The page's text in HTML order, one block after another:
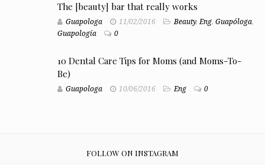
The [beauty] bar that really works
Guapologa 11/02/2016 Beauty,Eng, Guapóloga,
Guapología
0
10 Dental Care Tips for Moms (and Moms-To-
Be)
Guapologa 10/06/2016 Eng 0
FOLLOW ON INSTAGRAM